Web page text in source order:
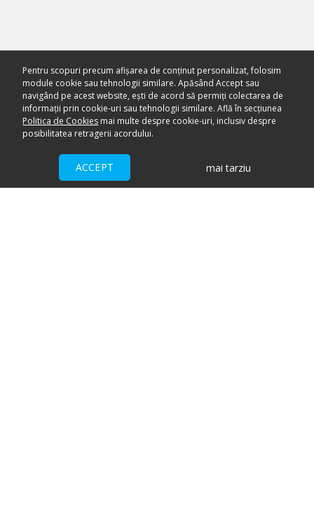
Pentru scopuri precum afișarea de conținut personalizat, folosim
module cookie sau tehnologii similare. Apăsând Accept sau
navigând pe acest website, ești de acord să permiți colectarea de
informații prin cookie-uri sau tehnologii similare. Află în secțiunea
Politica de Cookies mai multe despre cookie-uri, inclusiv despre
posibilitatea retragerii acordului.
ACCEPT mai tarziu